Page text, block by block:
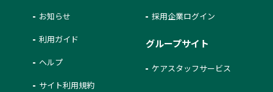
お知らせ
利用ガイド
ヘルプ
サイト利用規約
採用企業ログイン
グループサイト
ケアスタッフサービス